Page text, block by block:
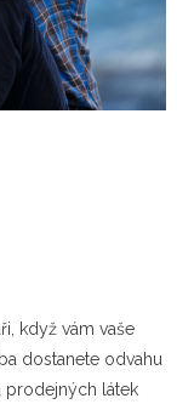
když vám vaše
dostanete odvahu
prodejných látek